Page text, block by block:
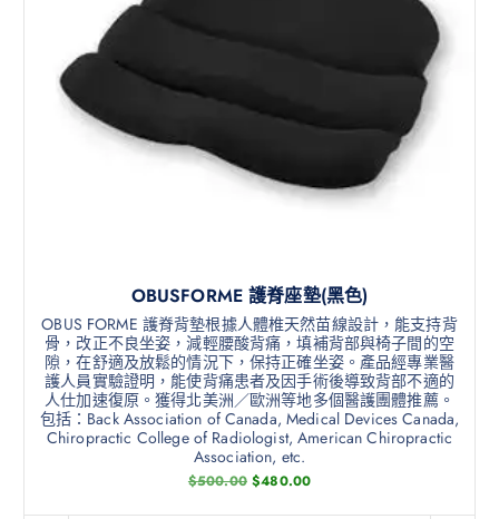
OBUSFORME 護脊座墊(黑色)
OBUS FORME 護脊背墊根據人體椎天然苗線設計，能支持背
骨，改正不良坐姿，減輕腰酸背痛，填補背部與椅子間的空
隙，在舒適及放鬆的情況下，保持正確坐姿。產品經專業醫
護人員實驗證明，能使背痛患者及因手術後導致背部不適的
人仕加速復原。獲得北美洲／歐洲等地多個醫護團體推薦。
包括：Back Association of Canada, Medical Devices Canada,
Chiropractic College of Radiologist, American Chiropractic
Association, etc.
$500.00 $480.00